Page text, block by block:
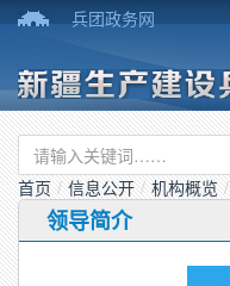
兵团政务网
首页 / 信息公开 / 机构概览 /
领导简介